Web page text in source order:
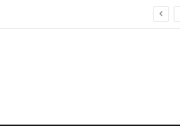
CCW 2026